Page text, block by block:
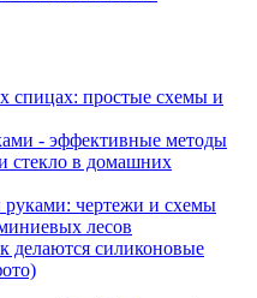
спицах: простые схемы и
- эффективные методы
стекло в домашних
руками: чертежи и схемы
лесов
делаются силиконовые